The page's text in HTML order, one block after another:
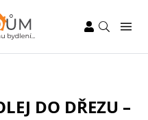
DO DŘEZU –